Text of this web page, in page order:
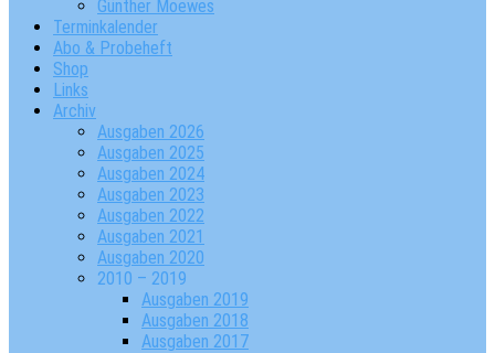
Günther Moewes
Terminkalender
Abo & Probeheft
Shop
Links
Archiv
Ausgaben 2026
Ausgaben 2025
Ausgaben 2024
Ausgaben 2023
Ausgaben 2022
Ausgaben 2021
Ausgaben 2020
2010 – 2019
Ausgaben 2019
Ausgaben 2018
Ausgaben 2017